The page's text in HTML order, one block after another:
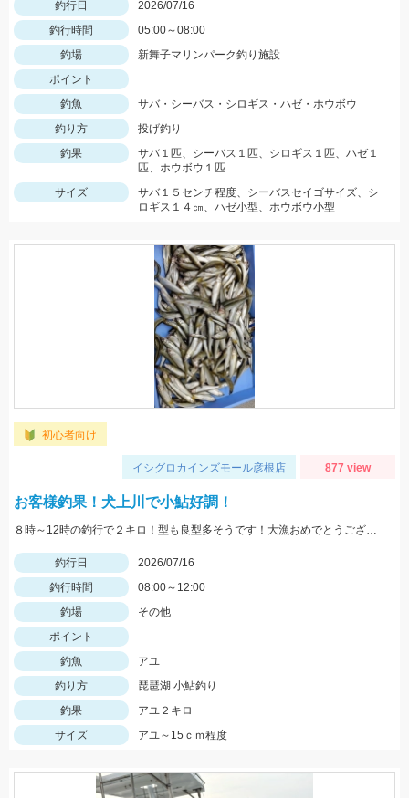
釣行日
2026/07/16
釣行時間
05:00～08:00
釣場
新舞子マリンパーク釣り施設
ポイント
釣魚
サバ・シーバス・シロギス・ハゼ・ホウボウ
釣り方
投げ釣り
釣果
サバ１匹、シーバス１匹、シロギス１匹、ハゼ１
匹、ホウボウ１匹
サイズ
サバ１５センチ程度、シーバスセイゴサイズ、シ
ロギス１４㎝、ハゼ小型、ホウボウ小型
初心者向け
イシグロカインズモール彦根店 877 view
お客様釣果！犬上川で小鮎好調！
８時～12時の釣行で２キロ！型も良型多そうです！大漁おめでとうございます
釣行日
2026/07/16
釣行時間
08:00～12:00
釣場
その他
ポイント
釣魚
アユ
釣り方
琵琶湖 小鮎釣り
釣果
アユ２キロ
サイズ
アユ～15ｃｍ程度